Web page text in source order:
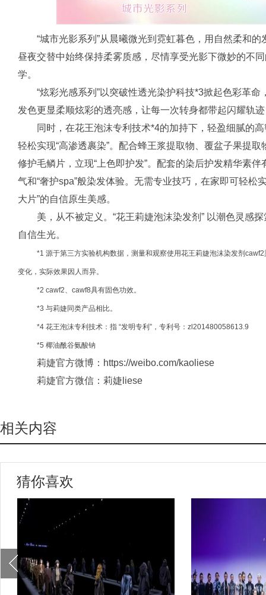
“城市光影系列”从晨曦微光到霓虹暮色，用自然柔和
昼夜交替中始终保持柔雾质感，尽情享受光影下微妙的不
学。
“炫彩光感系列”以突破性透光染护科技*3掀起色彩革
发色更显柔顺炫彩的透亮感，让每一次转身都带起闪耀轨迹
同时，在花王泡沫专利技术*4的加持下，轻盈细腻的
轻松实现“高渗透裹染”。配合蜂王浆提取物、覆盆子果提
修护毛鳞片，立现“上色即护发”。配套的染后护发精华素
气和“奢护spa”般染发体验。无需专业技巧，在家即可轻松
大片”的自信原生美感。
美，从不被定义。“花王莉婕泡沫染发剂” 以潮色灵感
自信生光。
*1 源于第三方实验机构数据，测量和观察使用花王莉婕泡沫染发剂
变化，实际效果因人而异。
*2 cawf2、cawf8具有固色功效。
*3 与莉婕同类产品相比。
*4 花王泡沫专利技术：指 “发明专利”，专利号：zl201480058613.9
*5 椰油酰谷氨酸钠
莉婕官方微博：https://weibo.com/kaoliese
莉婕官方微信：莉婕liese
相关内容
猜你喜欢